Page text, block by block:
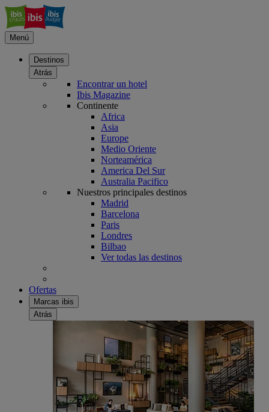
Menú
Destinos
Atrás
Encontrar un hotel
Ibis Magazine
Continente
Africa
Asia
Europe
Medio Oriente
Norteamérica
America Del Sur
Australia Pacifico
Nuestros principales destinos
Madrid
Barcelona
Paris
Londres
Bilbao
Ver todas las destinos
Ofertas
Marcas ibis
Atrás